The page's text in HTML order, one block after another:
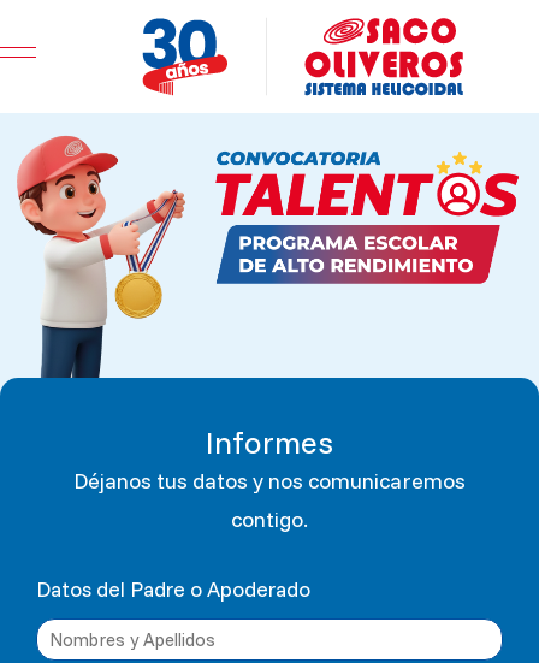
Mobile Menu Toggle
Informes
Déjanos tus datos y nos comunicaremos
contigo.
Datos del Padre o Apoderado